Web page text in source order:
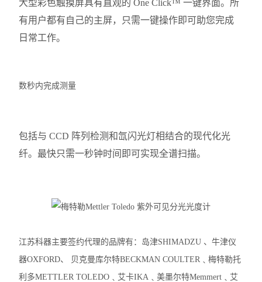
大型彩色触摸屏具有直观的 One Click™ 一键界面。所
有用户都有自己的主屏，只需一键操作即可助您完成
日常工作。
数秒内完成测量
包括与 CCD 阵列检测和氙闪光灯相结合的现代化光
纤。最快只需一秒钟时间即可实现全谱扫描。
江苏科器主要签约代理的品牌有：岛津SHIMADZU 、牛津仪
器OXFORD、 贝克曼库尔特BECKMAN COULTER﹑梅特勒托
利多METTLER TOLEDO﹑艾卡IKA﹑美墨尔特Memmert﹑艾